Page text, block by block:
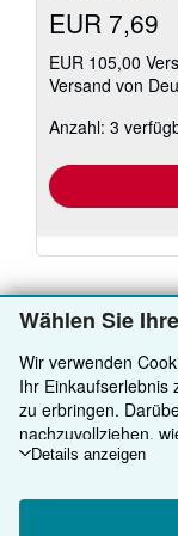
Wählen Sie
Wir verwenden
Ihr Einkaufserlebnis
zu erbringen.
nachzuvollziehen,
die Erfassung von
Cookies von
darzustellen und
Details anzeigen
EUR 7,69
EUR 105,00
Versand von
Anzahl: 3
Kaufen